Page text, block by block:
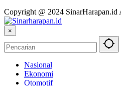
Copyright @ 2024 SinarHarapan.id
×
Nasional
Ekonomi
Otomotif